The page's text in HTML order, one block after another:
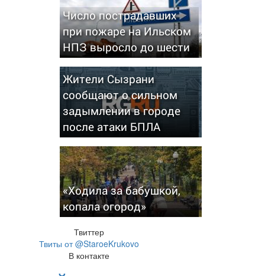
Число пострадавших
при пожаре на Ильском
НПЗ выросло до шести
Жители Сызрани
сообщают о сильном
задымлении в городе
после атаки БПЛА
«Ходила за бабушкой,
копала огород»
Твиттер
Твиты от @StaroeKrukovo
В контакте